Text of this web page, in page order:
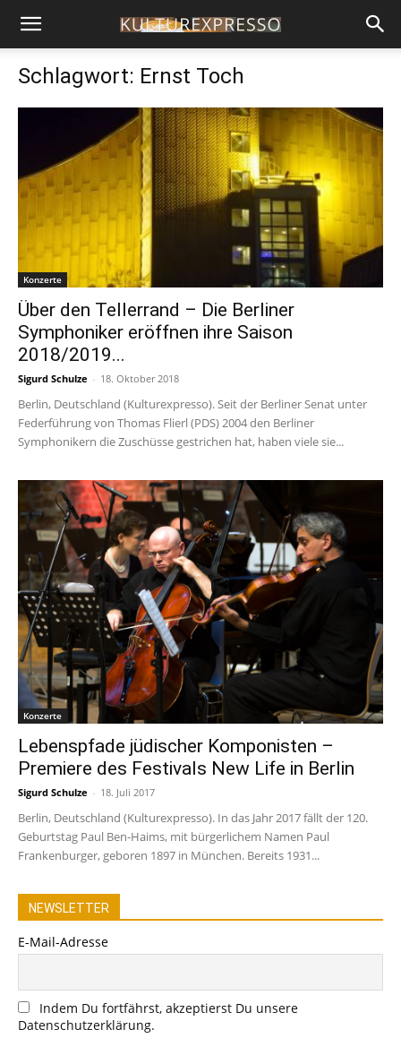
Schlagwort: Ernst Toch
Konzerte
Über den Tellerrand – Die Berliner
Symphoniker eröffnen ihre Saison
2018/2019...
Sigurd Schulze - 18. Oktober 2018
Berlin, Deutschland (Kulturexpresso). Seit der Berliner Senat unter
Federführung von Thomas Flierl (PDS) 2004 den Berliner
Symphonikern die Zuschüsse gestrichen hat, haben viele sie...
Konzerte
Lebenspfade jüdischer Komponisten –
Premiere des Festivals New Life in Berlin
Sigurd Schulze - 18. Juli 2017
Berlin, Deutschland (Kulturexpresso). In das Jahr 2017 fällt der 120.
Geburtstag Paul Ben-Haims, mit bürgerlichem Namen Paul
Frankenburger, geboren 1897 in München. Bereits 1931...
NEWSLETTER
E-Mail-Adresse
Indem Du fortfährst, akzeptierst Du unsere
Datenschutzerklärung.